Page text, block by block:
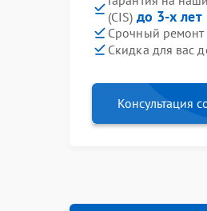
(СIS) до 3-х лет
Срочный ремонт
Скидка для вас
Консультация